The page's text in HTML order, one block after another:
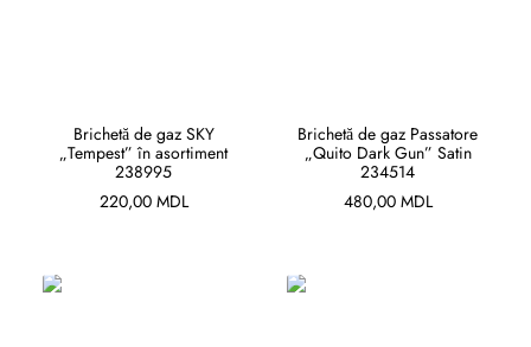
ADAUGĂ ÎN COȘ
Brichetă de gaz SKY
„Tempest” în asortiment
238995
220,00 MDL
ADAUGĂ ÎN COȘ
Brichetă de gaz Passatore
„Quito Dark Gun” Satin
234514
480,00 MDL